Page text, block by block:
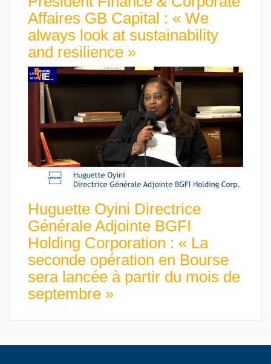
Affaires GB Capital : « We
always look at sustainability
and resilience »
Huguette Oyini Directrice
Générale Adjointe BGFI
Holding Corporation : « La
seconde opération en Bourse
sera lancée à partir du mois de
septembre »